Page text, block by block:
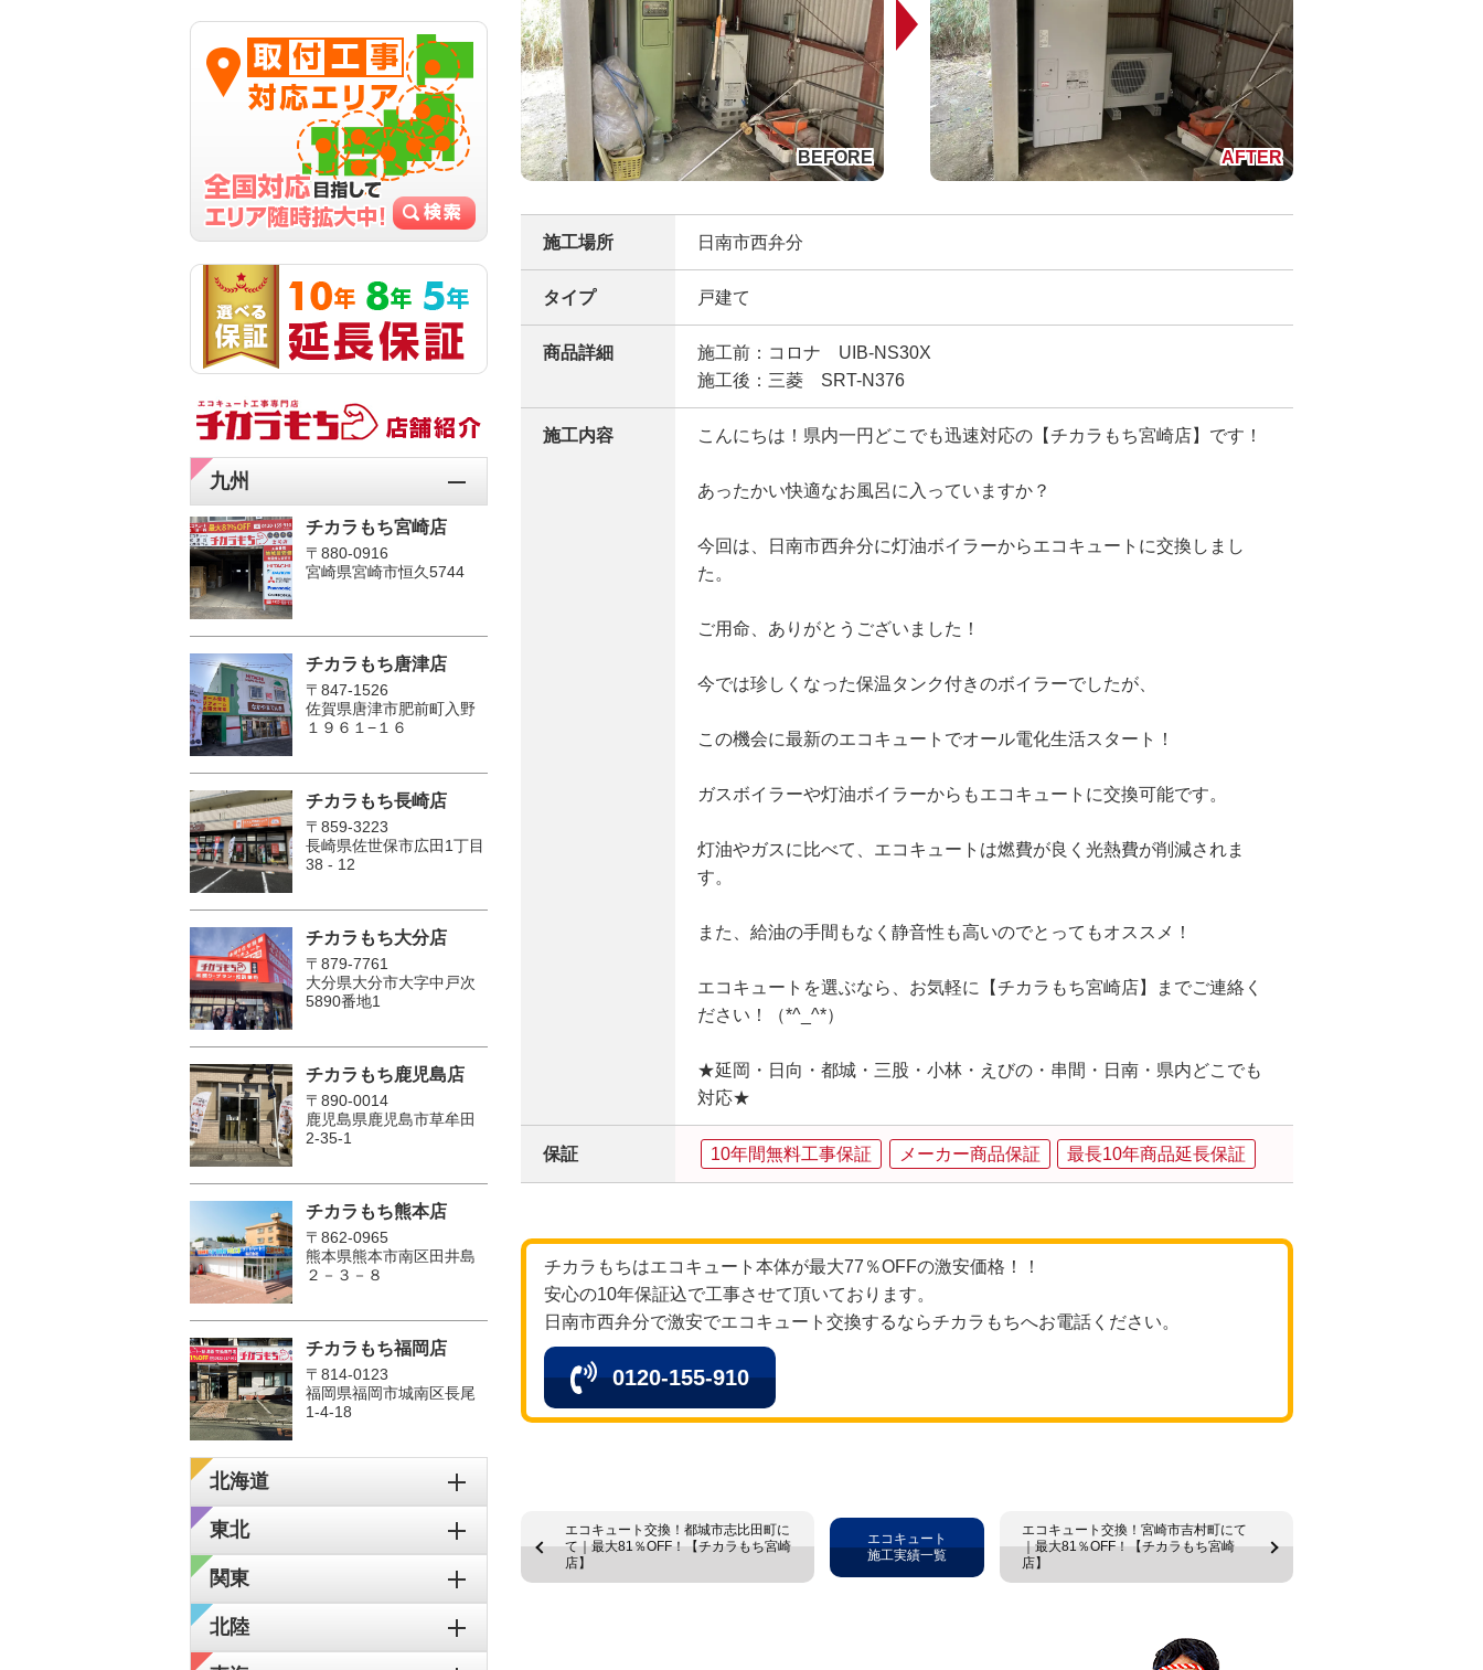
施工場所 日南市西弁分
タイプ 戸建て
商品詳細
施工前：コロナ UIB-NS30X
施工後：三菱 SRT-N376
施工内容 こんにちは！県内一円どこでも迅速対応の【チカラもち宮崎店】です！
あったかい快適なお風呂に入っていますか？
今回は、日南市西弁分に灯油ボイラーからエコキュートに交換しまし
た。
ご用命、ありがとうございました！
今では珍しくなった保温タンク付きのボイラーでしたが、
この機会に最新のエコキュートでオール電化生活スタート！
ガスボイラーや灯油ボイラーからもエコキュートに交換可能です。
灯油やガスに比べて、エコキュートは燃費が良く光熱費が削減されま
す。
また、給油の手間もなく静音性も高いのでとってもオススメ！
エコキュートを選ぶなら、お気軽に【チカラもち宮崎店】までご連絡く
ださい！（*^_^*）
★延岡・日向・都城・三股・小林・えびの・串間・日南・県内どこでも
対応★
保証 10年間無料工事保証 メーカー商品保証 最長10年商品延長保証
チカラもちはエコキュート本体が最大77％OFFの激安価格！！
安心の10年保証込で工事させて頂いております。
日南市西弁分で激安でエコキュート交換するならチカラもちへお電話ください。
0120-155-910
エコキュート交換！都城市志比田町に
て｜最大81％OFF！【チカラもち宮崎
店】
エコキュート交換！宮崎市吉村町にて
｜最大81％OFF！【チカラもち宮崎
店】
エコキュート
施工実績一覧
九州
チカラもち宮崎店
〒880-0916
宮崎県宮崎市恒久5744
チカラもち唐津店
〒847-1526
佐賀県唐津市肥前町入野
１９６１−１６
チカラもち長崎店
〒859-3223
長崎県佐世保市広田1丁目
38 - 12
チカラもち大分店
〒879-7761
大分県大分市大字中戸次
5890番地1
チカラもち鹿児島店
〒890-0014
鹿児島県鹿児島市草牟田
2-35-1
チカラもち熊本店
〒862-0965
熊本県熊本市南区田井島
２－３－８
チカラもち福岡店
〒814-0123
福岡県福岡市城南区長尾
1‐4‐18
北海道
東北
関東
北陸